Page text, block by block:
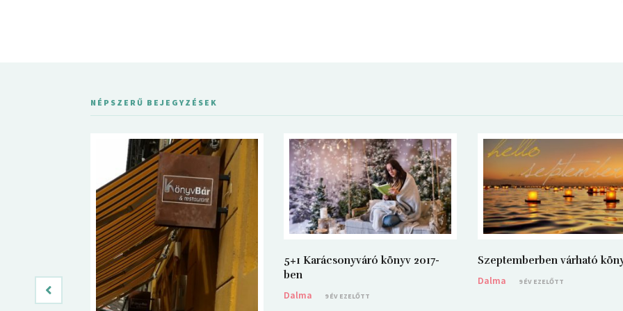
NÉPSZERŰ BEJEGYZÉSEK
5+1 Karácsonyváró könyv 2017-
ben
Dalma
9 ÉV EZELŐTT
Szeptemberben várható
Dalma
9 ÉV EZELŐTT